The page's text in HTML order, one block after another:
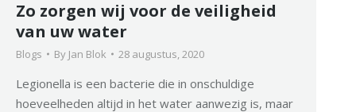
Zo zorgen wij voor de veiligheid
van uw water
Blogs By Jan Blok 28 augustus, 2020
Legionella is een bacterie die in onschuldige
hoeveelheden altijd in het water aanwezig is, maar